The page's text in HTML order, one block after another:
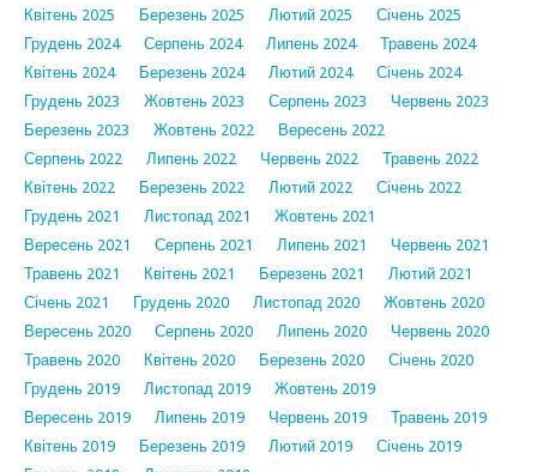
Квітень 2025
Березень 2025 Лютий 2025
Січень 2025
Грудень 2024
Серпень 2024 Липень 2024
Травень 2024
Квітень 2024
Березень 2024 Лютий 2024
Січень 2024
Грудень 2023
Жовтень 2023 Серпень 2023
Червень 2023
Березень 2023
Жовтень 2022
Вересень 2022
Серпень 2022
Липень 2022 Червень 2022
Травень 2022
Квітень 2022
Березень 2022 Лютий 2022
Січень 2022
Грудень 2021
Листопад 2021
Жовтень 2021
Вересень 2021
Серпень 2021 Липень 2021
Червень 2021
Травень 2021
Квітень 2021 Березень 2021
Лютий 2021
Січень 2021
Грудень 2020 Листопад 2020
Жовтень 2020
Вересень 2020
Серпень 2020 Липень 2020
Червень 2020
Травень 2020
Квітень 2020 Березень 2020
Січень 2020
Грудень 2019
Листопад 2019
Жовтень 2019
Вересень 2019
Липень 2019 Червень 2019
Травень 2019
Квітень 2019
Березень 2019 Лютий 2019
Січень 2019